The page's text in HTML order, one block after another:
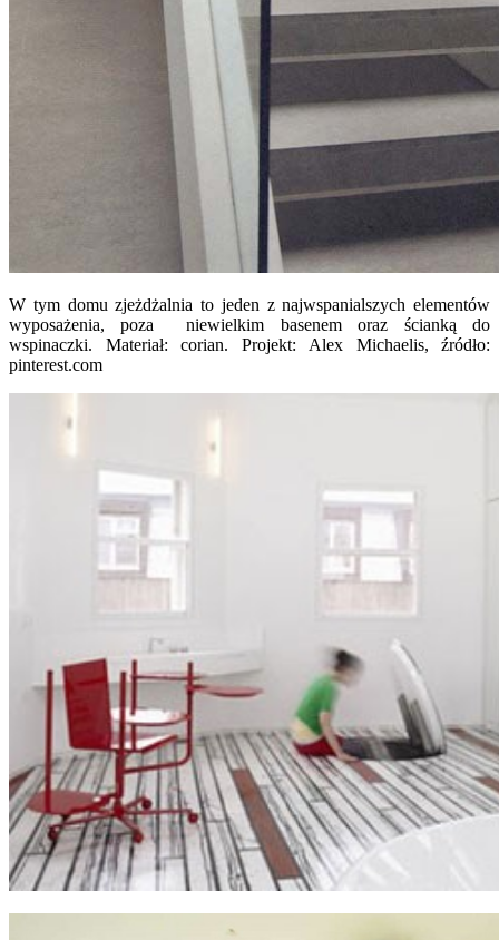
W tym domu zjeżdżalnia to jeden z najwspanialszych elementów
wyposażenia, poza niewielkim basenem oraz ścianką do
wspinaczki. Materiał: corian. Projekt: Alex Michaelis, źródło:
pinterest.com